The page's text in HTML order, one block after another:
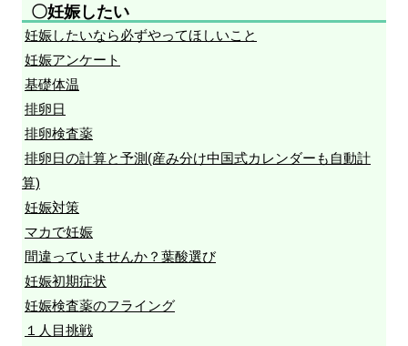
〇妊娠したい
妊娠したいなら必ずやってほしいこと
妊娠アンケート
基礎体温
排卵日
排卵検査薬
排卵日の計算と予測(産み分け中国式カレンダーも自動計
算)
妊娠対策
マカで妊娠
間違っていませんか？葉酸選び
妊娠初期症状
妊娠検査薬のフライング
１人目挑戦